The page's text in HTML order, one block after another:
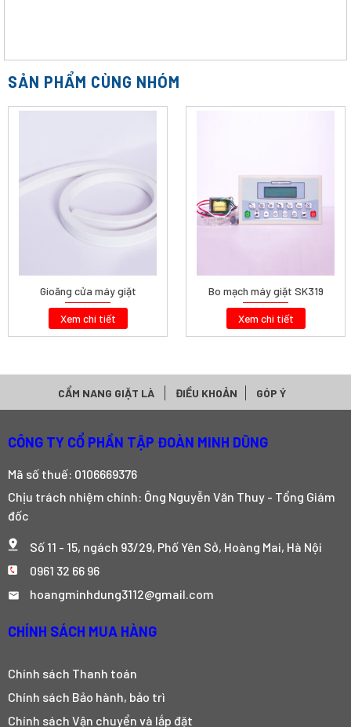
SẢN PHẨM CÙNG NHÓM
Gioăng cửa máy giặt
Xem chi tiết
Bo mạch máy giặt SK319
Xem chi tiết
CẨM NANG GIẶT LÀ ĐIỀU KHOẢN GÓP Ý
CÔNG TY CỔ PHẦN TẬP ĐOÀN MINH DŨNG
Mã số thuế: 0106669376
Chịu trách nhiệm chính: Ông Nguyễn Văn Thuy - Tổng Giám
đốc
Số 11 - 15, ngách 93/29, Phố Yên Sở, Hoàng Mai, Hà Nội
0961 32 66 96
hoangminhdung3112@gmail.com
CHÍNH SÁCH MUA HÀNG
Chính sách Thanh toán
Chính sách Bảo hành, bảo trì
Chính sách Vận chuyển và lắp đặt